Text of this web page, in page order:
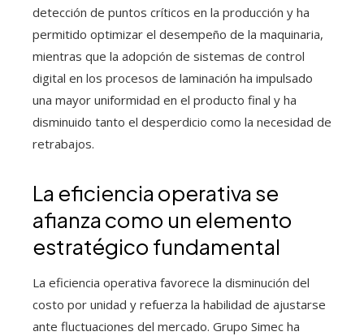
detección de puntos críticos en la producción y ha
permitido optimizar el desempeño de la maquinaria,
mientras que la adopción de sistemas de control
digital en los procesos de laminación ha impulsado
una mayor uniformidad en el producto final y ha
disminuido tanto el desperdicio como la necesidad de
retrabajos.
La eficiencia operativa se
afianza como un elemento
estratégico fundamental
La eficiencia operativa favorece la disminución del
costo por unidad y refuerza la habilidad de ajustarse
ante fluctuaciones del mercado. Grupo Simec ha